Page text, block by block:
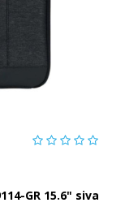
GR 15.6" siva